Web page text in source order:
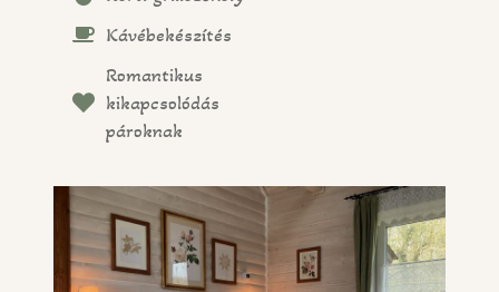
Kávébekészítés
Romantikus
kikapcsolódás
pároknak